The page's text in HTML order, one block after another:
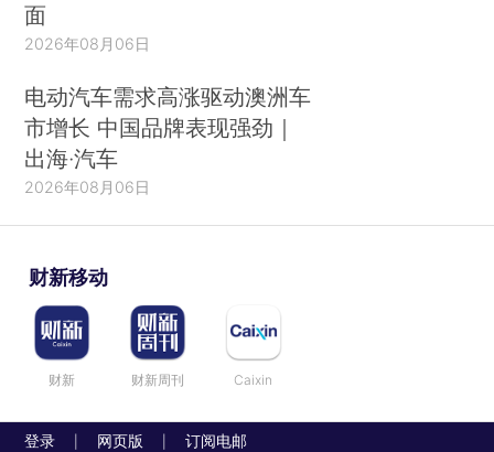
面
2026年08月06日
电动汽车需求高涨驱动澳洲车
市增长 中国品牌表现强劲｜
出海·汽车
2026年08月06日
财新移动
财新 财新周刊 Caixin
登录 网页版 订阅电邮